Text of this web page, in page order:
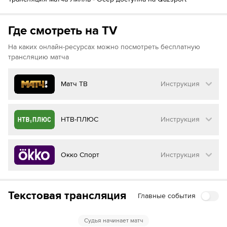
Где смотреть на TV
На каких онлайн-ресурсах можно посмотреть бесплатную
трансляцию матча
Матч ТВ Инструкция
Как смотреть бесплатно трансляцию матча
Матч ТВ
Инструкция
Перейдите на сайт МАТЧ ТВ
Далее нажмите на «Создать учетную запись в
НТВ-ПЛЮС Инструкция
Как смотреть бесплатно трансляцию матча
на НТВ ПЛЮС
Перейдите на сайт НТВ ПЛЮС
Нажмите на кнопку «Оформить подписку»
Окко Спорт Инструкция
на Окко ТВ
Текстовая трансляция Главные события
Судья начинает матч